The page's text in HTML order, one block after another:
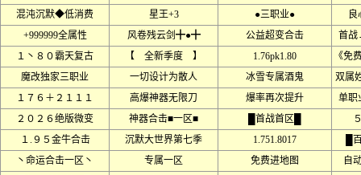
混沌沉默◆低消费
星王+3 ●三职业●
+999999全属性
风卷残云剑╋●╋ 公益超变合击
首
１丶８０霸天复古
【 全新季度 】 1.76pk1.80
《免
魔改独家三职业
一切设计为散人 冰雪专属酒鬼
双属
１７６＋２１１１
高爆神器无限刀 爆率再次提升
单职
２０２６绝版微变
神器合击■一区■ █首战首区█
１.９５金牛合击
沉默大世界第七季 1.751.8017
█
丶命运合击一区丶
专属一区 免费进地图
自